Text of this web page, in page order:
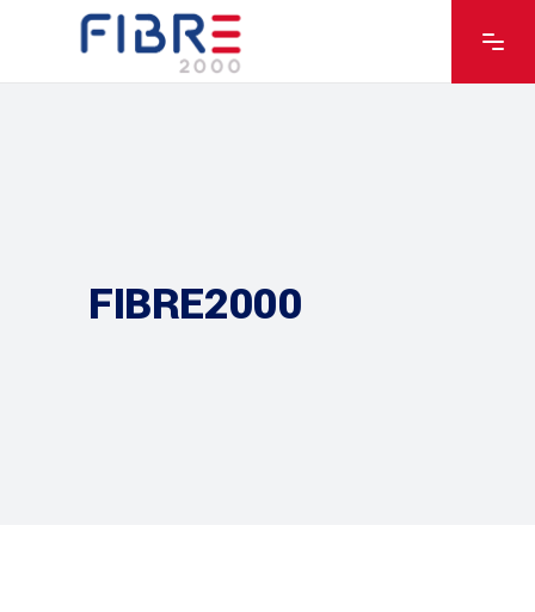
FIBRE2000